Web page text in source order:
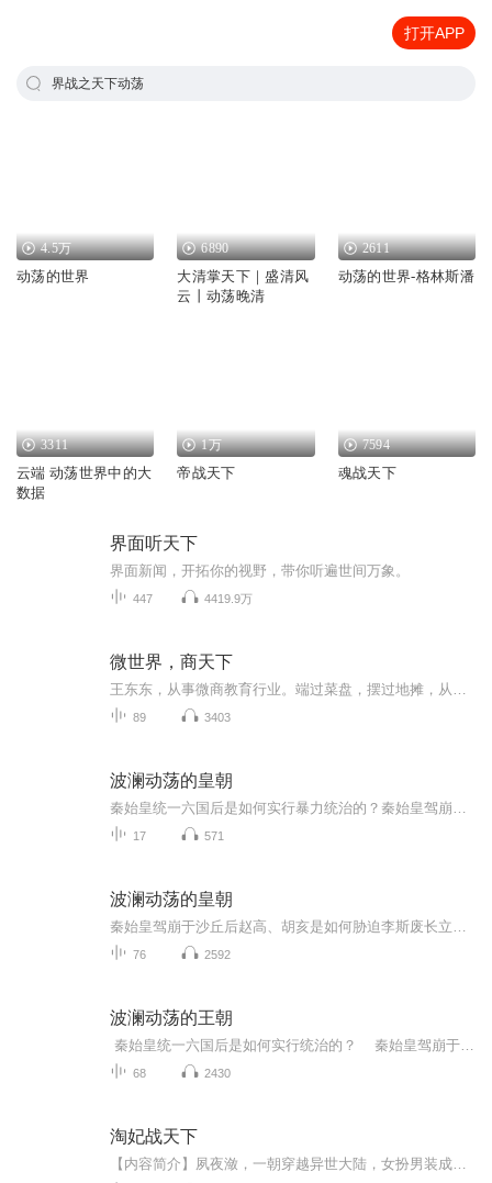
打开APP
界战之天下动荡
4.5万
动荡的世界
6890
大清掌天下｜盛清风
云丨动荡晚清
2611
动荡的世界-格林斯潘
3311
云端 动荡世界中的大
数据
1万
帝战天下
7594
魂战天下
界面听天下
界面新闻，开拓你的视野，带你听遍世间万象。
447 4419.9万
微世界，商天下
89 3403
波澜动荡的皇朝
17 571
波澜动荡的皇朝
76 2592
波澜动荡的王朝
68 2430
淘妃战天下